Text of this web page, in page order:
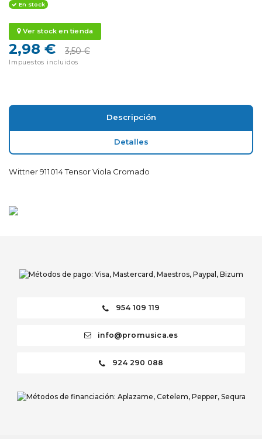
En stock
Ver stock en tienda
2,98 € 3,50 €
Impuestos incluidos
Descripción
Detalles
Wittner 911014 Tensor Viola Cromado
954 109 119
info@promusica.es
924 290 088